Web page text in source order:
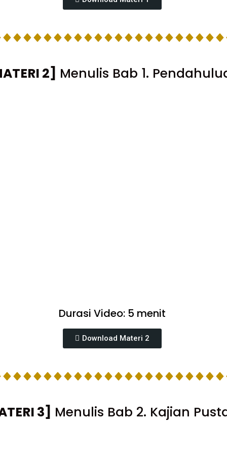
2] Menulis Bab 1.
Durasi Video: 5 menit
Download Materi 2
3] Menulis Bab 2. Kajian